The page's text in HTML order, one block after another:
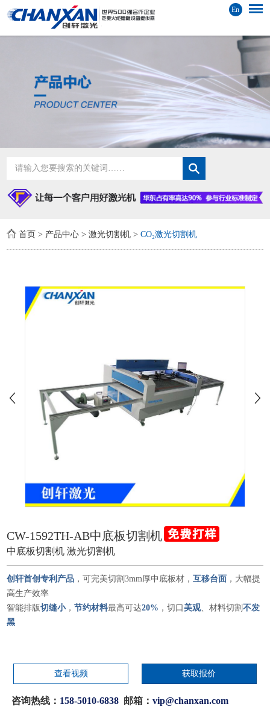
En
首页 > 产品中心 >激光切割机 >CO₂激光切割机
CW-1592TH-AB中底板切割机
中底板切割机 激光切割机
创轩首创专利产品 ，可完美切割3mm厚中底板材，互移台面 ，大幅提
高生产效率
智能排版切缝小，节约材料最高可达20% ，切口美观、材料切割不发
黑
查看视频 获取报价
咨询热线： 158-5010-6838 邮箱：vip@chanxan.com